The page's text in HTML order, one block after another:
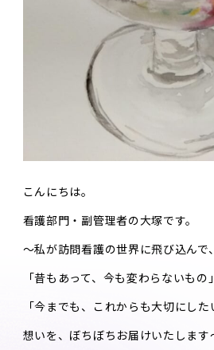
こんにちは。
看護部門・副管理者の大塚です。
～私が訪問看護の世界に飛び込んで
「昔もあって、今も変わらないもの」
「今までも、これからも大切にし
想いを、ぼちぼちお届けいたします